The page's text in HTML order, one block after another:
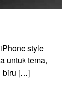
style
untuk tema,
biru […]